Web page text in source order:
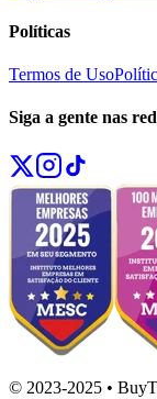
Políticas
Termos de Uso
Siga a gente nas
© 2023-2025 •